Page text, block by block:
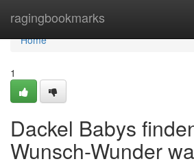
ragingbookmarks
Home
Home
1
Dackel Babys
Wunsch-Wunder